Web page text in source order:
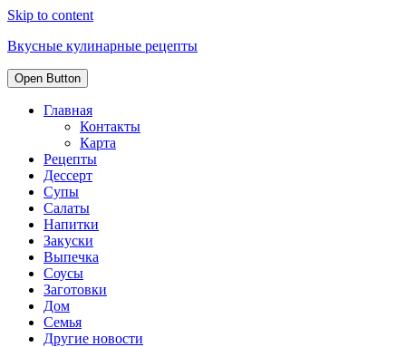
Skip to content
Вкусные кулинарные рецепты
Open Button
Главная
Контакты
Карта
Рецепты
Дессерт
Супы
Салаты
Напитки
Закуски
Выпечка
Соусы
Заготовки
Дом
Семья
Другие новости